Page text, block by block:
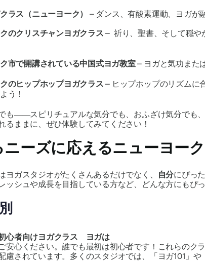
ラス（ニューヨーク）
– ダンス、有酸素運動、ヨガが
のクリスチャンヨガクラス – 祈り、聖書、そして穏や
市で開講されている中国式ヨガ教室– ヨガと気功また
のヒップホップヨガクラス – ヒップホップのリズムに
う！
も――スピリチュアルな気分でも、おふざけ気分でも
るままに、ぜひ体験してみてください！
ーズに応えるニューヨー
ヨガスタジオがたくさんあるだけでなく、 自分にぴっ
ッシュや成長を目指している方など、どんな方にもぴ
心者向けヨガクラス ヨガは
安心ください。誰でも最初は初心者です！これらのク
慮されています。多くのスタジオでは、「ヨガ101」